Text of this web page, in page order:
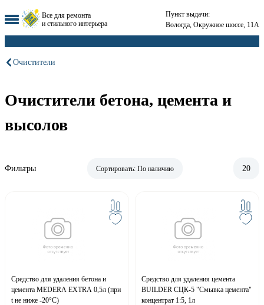
Все для ремонта
и стильного интерьера
Пункт выдачи:
Вологда, Окружное шоссе, 11А
Очистители
Очистители бетона, цемента и
высолов
Фильтры Сортировать: По наличию 20
Средство для удаления бетона и
цемента MEDERA EXTRA 0,5л (при
t не ниже -20°С)
Средство для удаления цемента
BUILDER СЦК-5 "Смывка цемента"
концентрат 1:5, 1л